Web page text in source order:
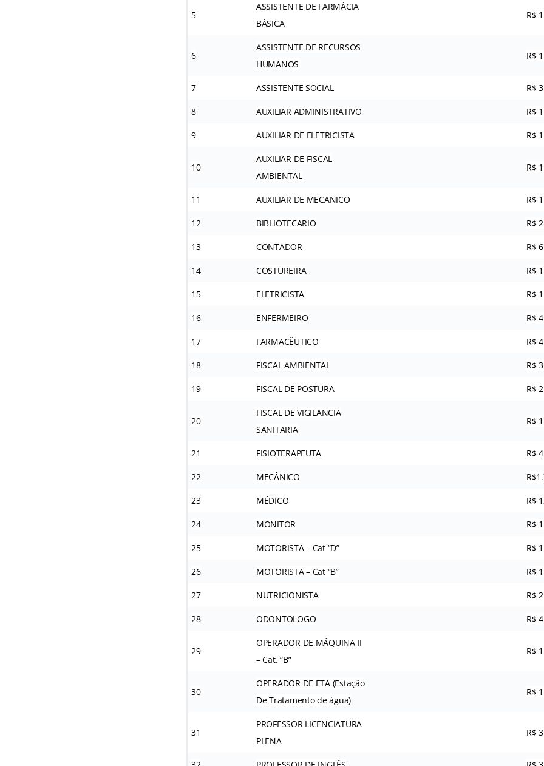
5
ASSISTENTE DE FARMÁCIA
BÁSICA
R$
6
ASSISTENTE DE RECURSOS
HUMANOS
R$
7 ASSISTENTE SOCIAL R$
8 AUXILIAR ADMINISTRATIVO R$
9 AUXILIAR DE ELETRICISTA R$
10
AUXILIAR DE FISCAL
AMBIENTAL
R$
11 AUXILIAR DE MECANICO R$
12 BIBLIOTECARIO R$
13 CONTADOR R$
14 COSTUREIRA R$
15 ELETRICISTA R$
16 ENFERMEIRO R$
17 FARMACÊUTICO R$
18 FISCAL AMBIENTAL R$
19 FISCAL DE POSTURA R$
20
FISCAL DE VIGILANCIA
SANITARIA
R$
21 FISIOTERAPEUTA R$
22 MECÂNICO
23 MÉDICO R$
24 MONITOR R$
25 MOTORISTA – Cat “D” R$
26 MOTORISTA – Cat “B” R$
27 NUTRICIONISTA R$
28 ODONTOLOGO R$
29
OPERADOR DE MÁQUINA II
– Cat. “B”
R$
30
OPERADOR DE ETA (Estação
De Tratamento de água)
R$
31
PROFESSOR LICENCIATURA
PLENA
R$